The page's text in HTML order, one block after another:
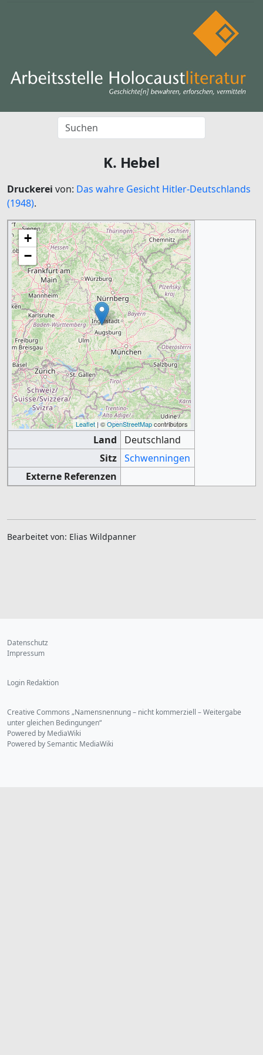
K. Hebel
Druckerei von: Das wahre Gesicht Hitler-Deutschlands
(1948).
+
−
Leaflet| ©OpenStreetMapcontributors
Land
Deutschland
Sitz
Schwenningen
Externe Referenzen
Bearbeitet von: Elias Wildpanner
Datenschutz
Impressum
Login Redaktion
Creative Commons „Namensnennung – nicht kommerziell – Weitergabe
unter gleichen Bedingungen“
Powered by MediaWiki
Powered by Semantic MediaWiki